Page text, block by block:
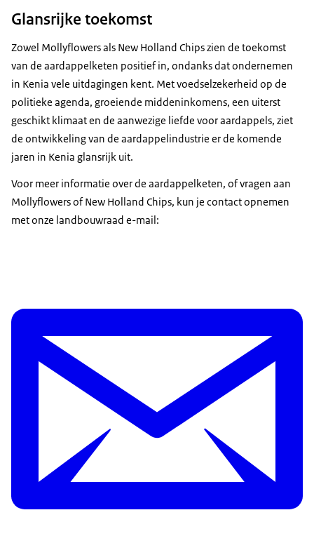
Glansrijke toekomst
Zowel Mollyflowers als New Holland Chips zien de toekomst
van de aardappelketen positief in, ondanks dat ondernemen
in Kenia vele uitdagingen kent. Met voedselzekerheid op de
politieke agenda, groeiende middeninkomens, een uiterst
geschikt klimaat en de aanwezige liefde voor aardappels, ziet
de ontwikkeling van de aardappelindustrie er de komende
jaren in Kenia glansrijk uit.
Voor meer informatie over de aardappelketen, of vragen aan
Mollyflowers of New Holland Chips, kun je contact opnemen
met onze landbouwraad e-mail: